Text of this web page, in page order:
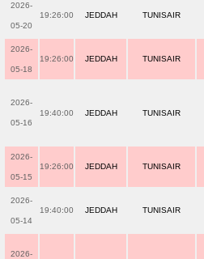
2026-
05-20
19:26:00 JEDDAH TUNISAIR
2026-
05-18
19:26:00 JEDDAH TUNISAIR
2026-
05-16
19:40:00 JEDDAH TUNISAIR
2026-
05-15
19:26:00 JEDDAH TUNISAIR
2026-
05-14
19:40:00 JEDDAH TUNISAIR
2026-